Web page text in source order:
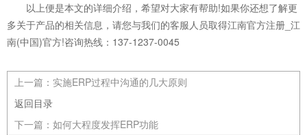
以上便是本文的详细介绍，希望对大家有帮助!如果你还想了解更
多关于产品的相关信息，请您与我们的客服人员取得江南官方注册_江
南(中国)官方!咨询热线：137-1237-0045
上一篇： 实施ERP过程中沟通的几大原则
返回目录
下一篇： 如何大程度发挥ERP功能